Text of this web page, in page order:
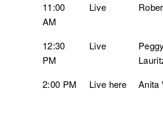
11:00
AM
Live
12:30
PM
Live
2:00 PM Live here Anita